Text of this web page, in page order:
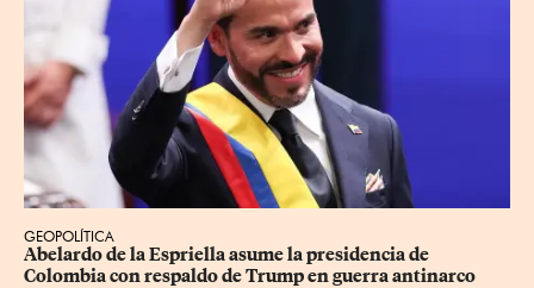
GEOPOLÍTICA
Abelardo de la Espriella asume la presidencia de
Colombia con respaldo de Trump en guerra antinarco